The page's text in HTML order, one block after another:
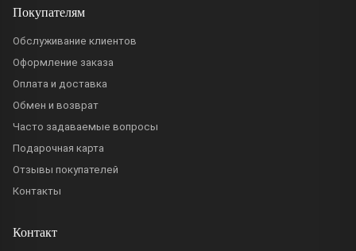
Покупателям
Обслуживание клиентов
Оформление заказа
Оплата и доставка
Обмен и возврат
Часто задаваемые вопросы
Подарочная карта
Отзывы покупателей
Контакты
Контакт